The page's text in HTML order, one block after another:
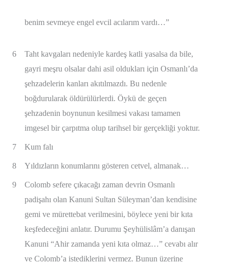
benim sevmeye engel evcil acılarım vardı…”
6
Taht kavgaları nedeniyle kardeş katli yasalsa da bile,
gayri meşru olsalar dahi asil oldukları için Osmanlı’da
şehzadelerin kanları akıtılmazdı. Bu nedenle
boğdurularak öldürülürlerdi. Öykü de geçen
şehzadenin boynunun kesilmesi vakası tamamen
imgesel bir çarpıtma olup tarihsel bir gerçekliği yoktur.
7 Kum falı
8 Yıldızların konumlarını gösteren cetvel, almanak…
9
Colomb sefere çıkacağı zaman devrin Osmanlı
padişahı olan Kanuni Sultan Süleyman’dan kendisine
gemi ve mürettebat verilmesini, böylece yeni bir kıta
keşfedeceğini anlatır. Durumu Şeyhülislâm’a danışan
Kanuni “Ahir zamanda yeni kıta olmaz…” cevabı alır
ve Colomb’a istediklerini vermez. Bunun üzerine